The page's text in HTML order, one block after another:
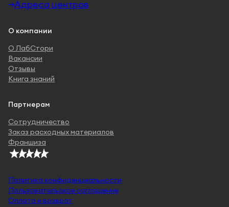
Адреса центров
О компании
О ЛабСтори
Вакансии
Отзывы
Книга знаний
Партнерам
Сотрудничество
Заказ расходных материалов
Франшиза
Политика конфиденциальности
Пользовательское соглашение
Оплата и возврат